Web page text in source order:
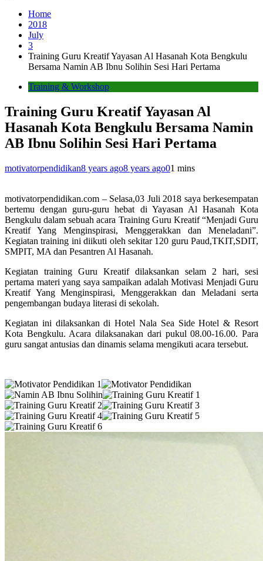
Home
2018
July
3
Training Guru Kreatif Yayasan Al Hasanah Kota Bengkulu
Bersama Namin AB Ibnu Solihin Sesi Hari Pertama
Training & Workshop
Training Guru Kreatif Yayasan Al
Hasanah Kota Bengkulu Bersama Namin
AB Ibnu Solihin Sesi Hari Pertama
motivatorpendidikan8 years ago8 years ago01 mins
motivatorpendidikan.com – Selasa,03 Juli 2018 saya berkesempatan
bertemu dengan guru-guru hebat di Yayasan Al Hasanah Kota
Bengkulu dalam sebuah acara Training Guru Kreatif “Menjadi Guru
Kreatif Yang Menginspirasi, Menggerakkan dan Meneladani”.
Kegiatan training ini diikuti oleh sekitar 120 guru Paud,TKIT,SDIT,
SMPIT, MA dan Pesantren Al Hasanah.
Kegiatan training Guru Kreatif dilaksankan selam 2 hari, sesi
pertama materi yang saya sampaikan adalah Motivasi Menjadi Guru
Kreatif Yang Menginspirasi, Menggerakkan dan Meladani serta
pengembangan budaya literasi di sekolah.
Kegiatan ini dilaksankan di Hotel Nala Sea Side Hotel & Resort
Kota Bengkulu. Acara dilaksanakan dari pukul 08.00-16.00. Para
guru sangat antusias dan dinamis selama mengikuti acara tersebut.